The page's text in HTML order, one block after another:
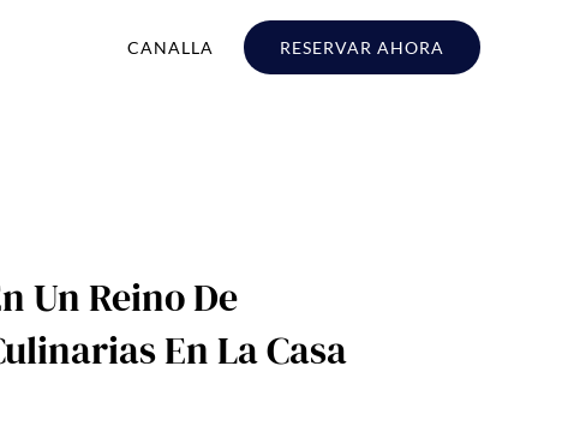
CANALLA RESERVAR AHORA
Un Reino De
En La Casa